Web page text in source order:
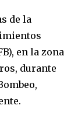
de la
en la zona
durante